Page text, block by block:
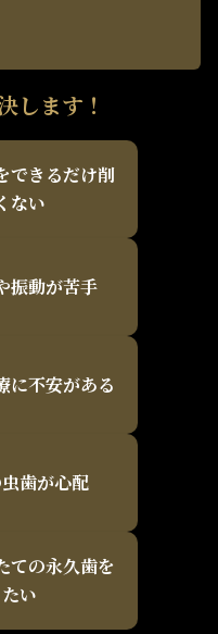
します！
できるだけ削
ない
振動が苦手
に不安がある
歯が心配
ての永久歯を
い